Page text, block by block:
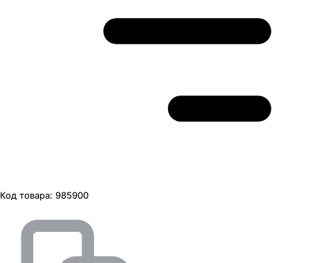
Код товара: 985900